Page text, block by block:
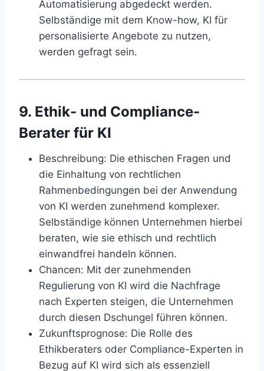
Automatisierung abgedeckt werden.
Selbständige mit dem Know-how, KI für
personalisierte Angebote zu nutzen,
werden gefragt sein.
9. Ethik- und Compliance-
Berater für KI
Beschreibung: Die ethischen Fragen und
die Einhaltung von rechtlichen
Rahmenbedingungen bei der Anwendung
von KI werden zunehmend komplexer.
Selbständige können Unternehmen hierbei
beraten, wie sie ethisch und rechtlich
einwandfrei handeln können.
Chancen: Mit der zunehmenden
Regulierung von KI wird die Nachfrage
nach Experten steigen, die Unternehmen
durch diesen Dschungel führen können.
Zukunftsprognose: Die Rolle des
Ethikberaters oder Compliance-Experten in
Bezug auf KI wird sich als essenziell